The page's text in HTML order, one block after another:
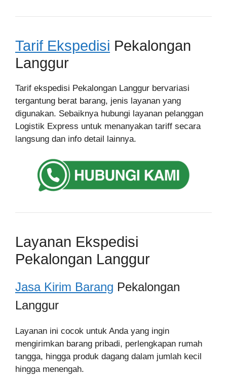
Tarif Ekspedisi Pekalongan
Langgur
Tarif ekspedisi Pekalongan Langgur bervariasi
tergantung berat barang, jenis layanan yang
digunakan. Sebaiknya hubungi layanan pelanggan
Logistik Express untuk menanyakan tariff secara
langsung dan info detail lainnya.
Layanan Ekspedisi
Pekalongan Langgur
Jasa Kirim Barang Pekalongan
Langgur
Layanan ini cocok untuk Anda yang ingin
mengirimkan barang pribadi, perlengkapan rumah
tangga, hingga produk dagang dalam jumlah kecil
hingga menengah.